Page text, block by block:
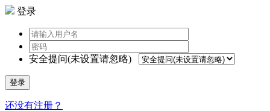
登录
安全提问(未设置请忽略)
登录
还没有注册？